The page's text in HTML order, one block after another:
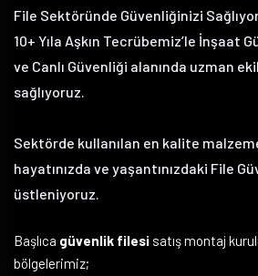
File Sektöründe Güvenliğinizi
10+ Yıla Aşkın Tecrübemiz’le İnşaat
ve Canlı Güvenliği alanında uzman
sağlıyoruz.
Sektörde kullanılan en kalite
hayatınızda ve yaşantınızdaki File
üstleniyoruz.
Başlıca güvenlik filesi satış montaj
bölgelerimiz;